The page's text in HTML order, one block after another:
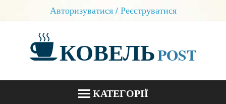
Авторизуватися / Реєструватися
КОВЕЛЬPOST
КАТЕГОРІЇ